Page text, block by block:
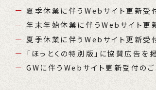
夏季休業に伴うWebサイト更新受
年末年始休業に伴うWebサイト更
夏季休業に伴うWebサイト更新受
「ほっとくの特別版」に協賛広告を
GWに伴うWebサイト更新受付の